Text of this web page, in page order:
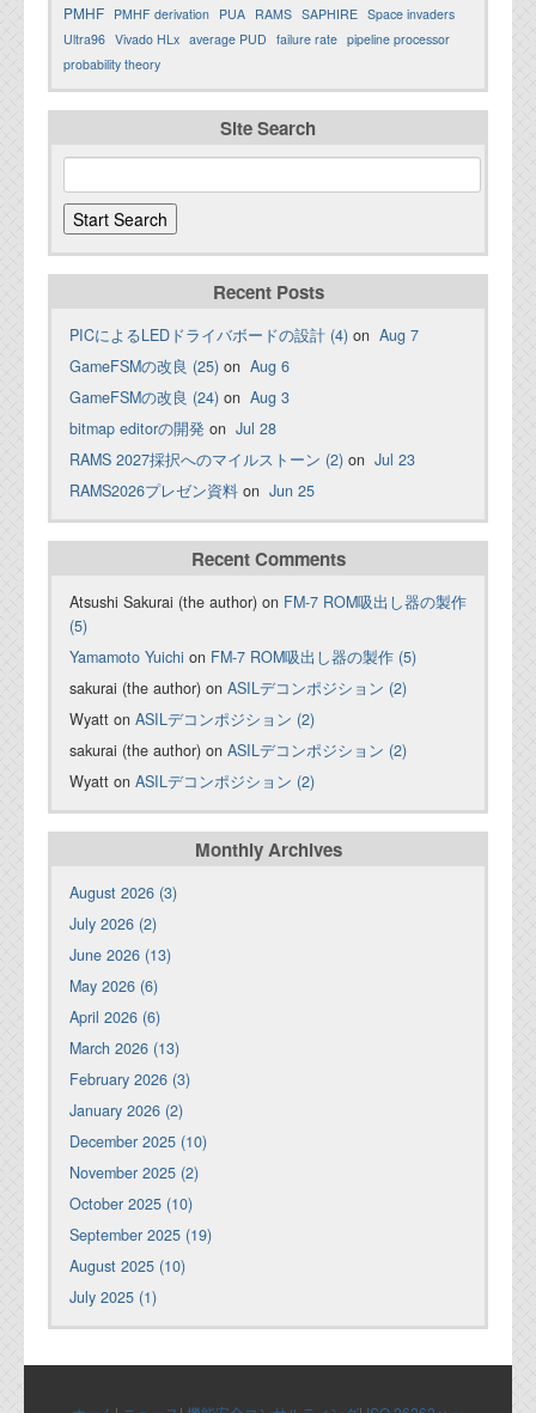
PMHF PMHF derivation PUA RAMS SAPHIRE Space invaders
Ultra96 Vivado HLx average PUD failure rate pipeline processor
probability theory
Site Search
Recent Posts
PICによるLEDドライバボードの設計 (4) on Aug 7
GameFSMの改良 (25) on Aug 6
GameFSMの改良 (24) on Aug 3
bitmap editorの開発 on Jul 28
RAMS 2027採択へのマイルストーン (2) on Jul 23
RAMS2026プレゼン資料 on Jun 25
Recent Comments
Atsushi Sakurai (the author) on FM-7 ROM吸出し器の製作
(5)
Yamamoto Yuichi on FM-7 ROM吸出し器の製作 (5)
sakurai (the author) on ASILデコンポジション (2)
Wyatt on ASILデコンポジション (2)
sakurai (the author) on ASILデコンポジション (2)
Wyatt on ASILデコンポジション (2)
Monthly Archives
August 2026 (3)
July 2026 (2)
June 2026 (13)
May 2026 (6)
April 2026 (6)
March 2026 (13)
February 2026 (3)
January 2026 (2)
December 2025 (10)
November 2025 (2)
October 2025 (10)
September 2025 (19)
August 2025 (10)
July 2025 (1)